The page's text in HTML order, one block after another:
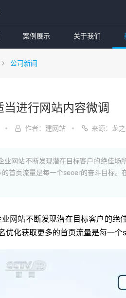
案例展示 关于我们
公司新闻
进行网站内容微调
作者：建网站 来源：龙
业网站不断发现潜在目标客户的绝佳
首页流量是每一个seoer的奋斗目标
网站不断发现潜在目标客户的绝
化获取更多的首页流量是每一